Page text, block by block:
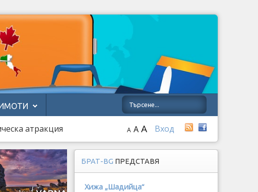
атракция Вход
A A A
БРАТ-BG ПРЕДСТАВЯ
Хижа „Шадийца“